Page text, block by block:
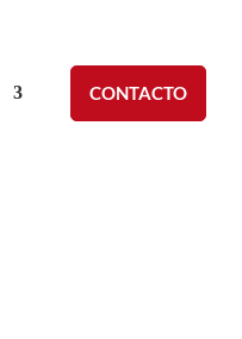
CONTACTO